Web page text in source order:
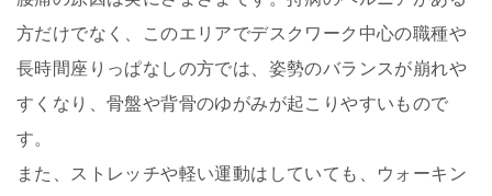
方だけでなく、このエリアでデスクワーク中心の職種や
長時間座りっぱなしの方では、姿勢のバランスが崩れや
すくなり、骨盤や背骨のゆがみが起こりやすいもので
す。
また、ストレッチや軽い運動はしていても、ウォーキン